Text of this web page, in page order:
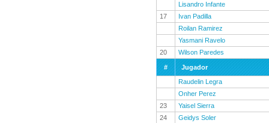
Lisandro Infante
17
Ivan Padilla
Roilan Ramirez
Yasmani Ravelo
20
Wilson Paredes
#
Jugador
Raudelin Legra
Onher Perez
23
Yaisel Sierra
24
Geidys Soler